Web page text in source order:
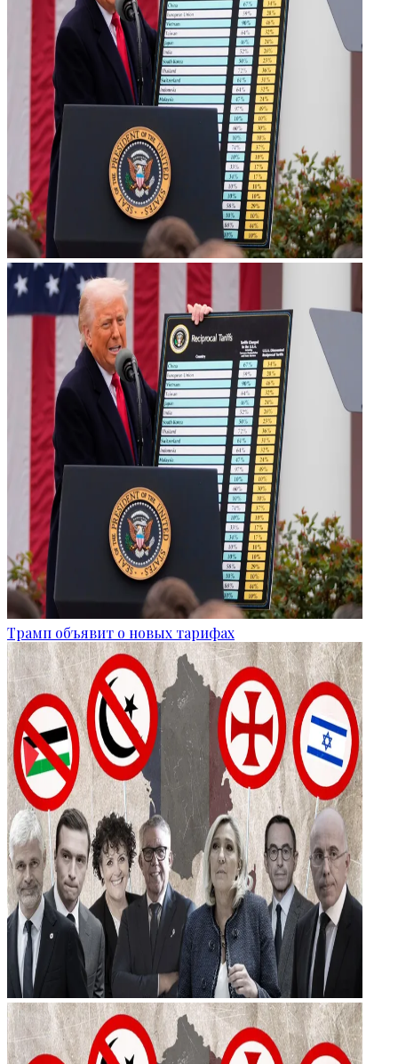
Трамп объявит о новых тарифах